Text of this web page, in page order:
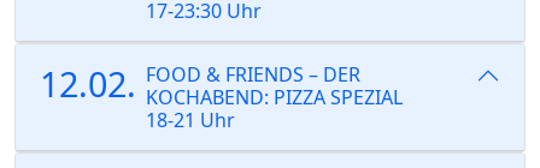
17-23:30 Uhr
12.02. FOOD & FRIENDS – DER
KOCHABEND: PIZZA SPEZIAL
18-21 Uhr